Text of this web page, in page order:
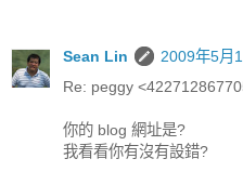
Sean Lin
2009年5月
Re: peggy
你的 blog 網址是?
我看看你有沒有設錯?